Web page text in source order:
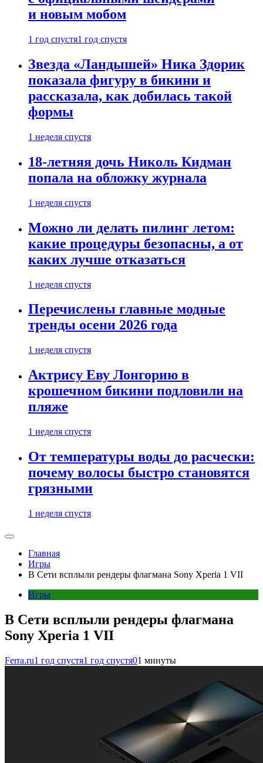
и новым мобом
1 год спустя1 год спустя
Звезда «Ландышей» Ника Здорик
показала фигуру в бикини и
рассказала, как добилась такой
формы
1 неделя спустя
18-летняя дочь Николь Кидман
попала на обложку журнала
1 неделя спустя
Можно ли делать пилинг летом:
какие процедуры безопасны, а от
каких лучше отказаться
1 неделя спустя
Перечислены главные модные
тренды осени 2026 года
1 неделя спустя
Актрису Еву Лонгорию в
крошечном бикини подловили на
пляже
1 неделя спустя
От температуры воды до расчески:
почему волосы быстро становятся
грязными
1 неделя спустя
Главная
Игры
В Сети всплыли рендеры флагмана Sony Xperia 1 VII
Игры
В Сети всплыли рендеры флагмана
Sony Xperia 1 VII
Ferra.ru1 год спустя1 год спустя01 минуты